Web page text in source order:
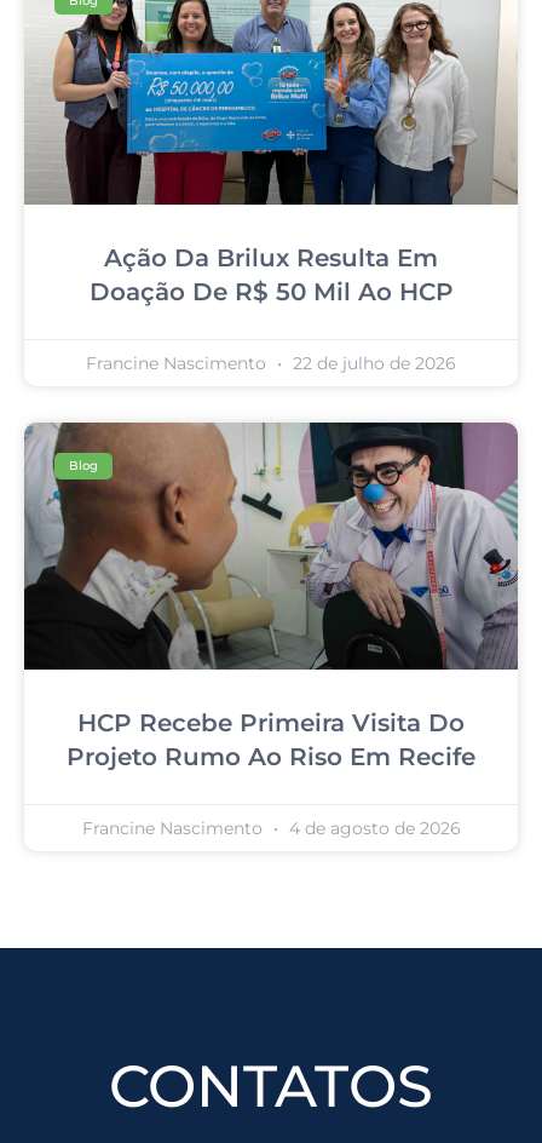
Ação Da Brilux Resulta Em
Doação De R$ 50 Mil Ao HCP
Francine Nascimento 22 de julho de 2026
Blog
HCP Recebe Primeira Visita Do
Projeto Rumo Ao Riso Em Recife
Francine Nascimento 4 de agosto de 2026
CONTATOS